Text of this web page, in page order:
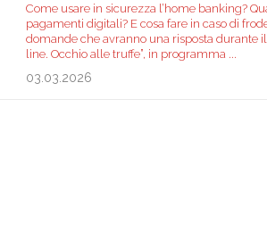
Come usare in sicurezza l’home banking?
pagamenti digitali? E cosa fare in caso di
domande che avranno una risposta durante
line. Occhio alle truffe”, in programma
03.03.2026